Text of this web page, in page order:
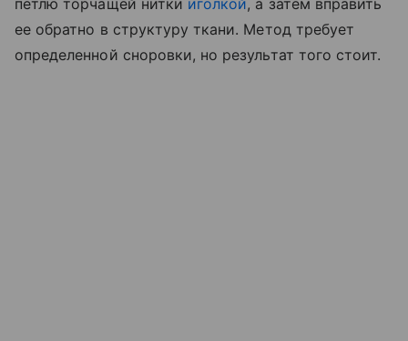
ее обратно в структуру ткани. Метод требует
определенной сноровки, но результат того стоит.